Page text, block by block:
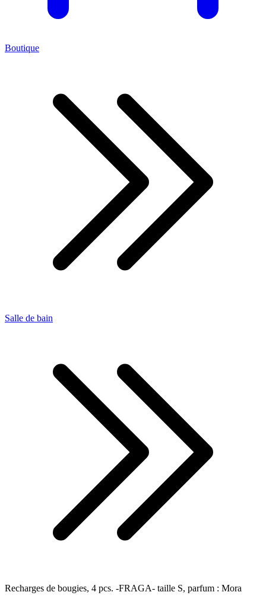
Boutique
Salle de bain
Recharges de bougies, 4 pcs. -FRAGA- taille S, parfum : Mora